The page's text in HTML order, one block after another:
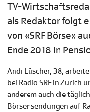
TV-
als Redaktor folgt
von «SRF Börse»
Ende 2018 in
Andi Lüscher, 38,
bei Radio SRF in Zürich
anderem auch die
Börsensendungen auf